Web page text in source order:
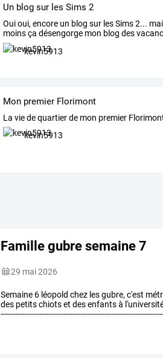
Un blog sur les Sims 2
Ouioui, encoreun blog surlesSims2...
moinsça désengorgemon blog des
puis
kevin5913
Mon premier Florimont
La vie de quartier de mon premier
kevin5913
Famille gubre semaine 7
29 mai 2026
Semaine 6 léopold chez lesgubre, c'est
des petitschiotset desenfantsà